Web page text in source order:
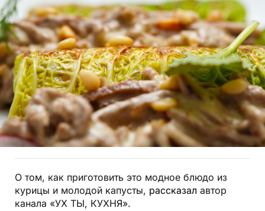
О том, как приготовить это модное блюдо из
курицы и молодой капусты, рассказал автор
канала «УХ ТЫ, КУХНЯ».